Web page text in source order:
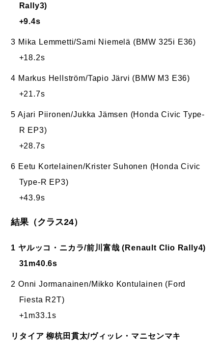
Rally3)
+9.4s
3 Mika Lemmetti/Sami Niemelä (BMW 325i E36)
+18.2s
4 Markus Hellström/Tapio Järvi (BMW M3 E36)
+21.7s
5 Ajari Piironen/Jukka Jämsen (Honda Civic Type-
R EP3)
+28.7s
6 Eetu Kortelainen/Krister Suhonen (Honda Civic
Type-R EP3)
+43.9s
結果（クラス24）
1 ヤルッコ・ニカラ/前川富哉 (Renault Clio Rally4)
31m40.6s
2 Onni Jormanainen/Mikko Kontulainen (Ford
Fiesta R2T)
+1m33.1s
リタイア 柳杭田貫太/ヴィッレ・マニセンマキ